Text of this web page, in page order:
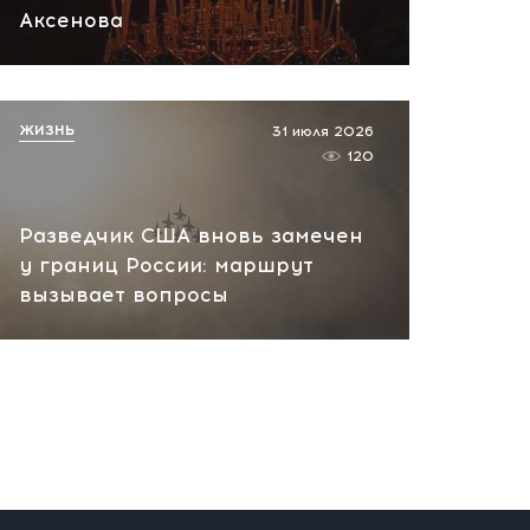
НАТО планирует и
заявление хакеров
Аксенова
Разведчик США вновь замечен
у границ России: маршрут
вызывает вопросы
31 июля 2026
120
ЖИЗНЬ